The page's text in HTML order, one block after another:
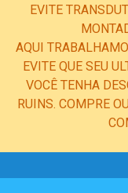
EVITE
AQUI
EVITE QUE SEU
VOCÊ TENHA
RUINS. COMPRE